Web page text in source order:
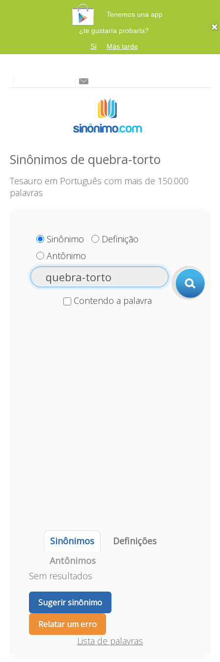
Tenemos una app
¿te gustaría probarla?
Sí
Más tarde
Sinônimos de quebra-torto
Tesauro em Português com mais de 150.000
palavras
Sinônimo
Definição
Antônimo
Contendo a palavra
Sinônimos
Definições
Antônimos
Sem resultados
Sugerir sinônimo
Relatar um erro
Lista de palavras